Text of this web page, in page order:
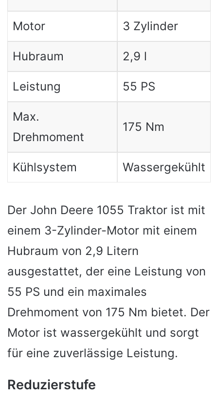
Motor 3 Zylinder
Hubraum 2,9 l
Leistung 55 PS
Max.
Drehmoment
175 Nm
Kühlsystem Wassergekühlt
Der John Deere 1055 Traktor ist mit
einem 3-Zylinder-Motor mit einem
Hubraum von 2,9 Litern
ausgestattet, der eine Leistung von
55 PS und ein maximales
Drehmoment von 175 Nm bietet. Der
Motor ist wassergekühlt und sorgt
für eine zuverlässige Leistung.
Reduzierstufe